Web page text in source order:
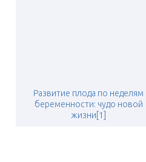
Развитие плода по неделям
беременности: чудо новой
жизни[1]